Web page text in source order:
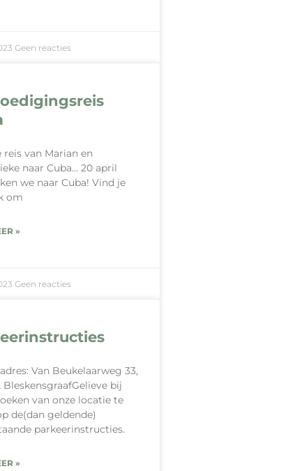
Geen reacties
reis van Marian en
naar Cuba… 20 april
we naar Cuba! Vind je
om
»
Geen reacties
Van Beukelaarweg 33,
BleskensgraafGelieve bij
van onze locatie te
de(dan geldende)
parkeerinstructies.
»